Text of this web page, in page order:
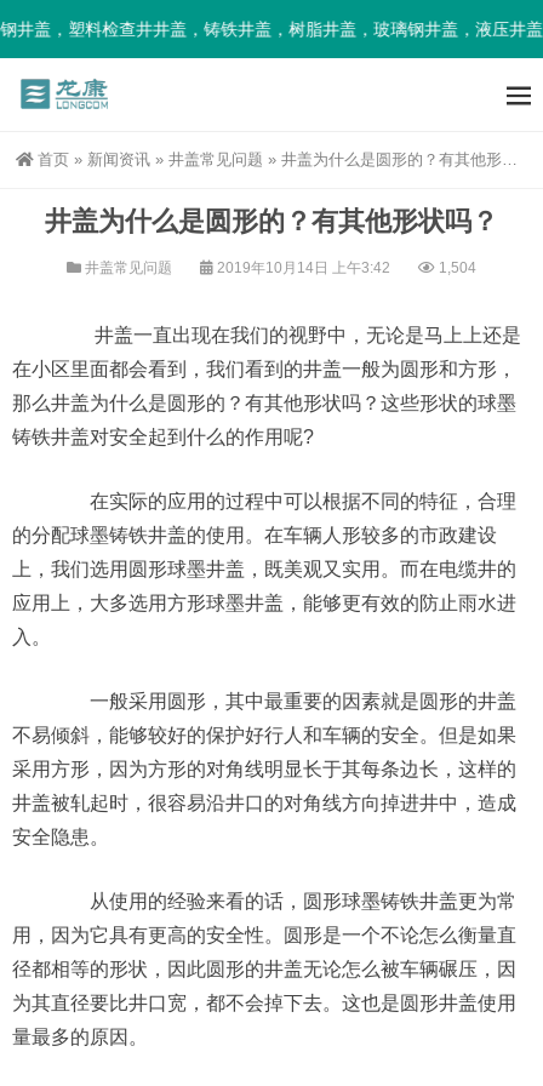
盖，塑料检查井井盖，铸铁井盖，树脂井盖，玻璃钢井盖，液压井
首页 » 新闻资讯 » 井盖常见问题 » 井盖为什么是圆形的？有其他形状吗？
井盖为什么是圆形的？有其他形状吗？
井盖常见问题 2019年10月14日 上午3:42 1,504
井盖一直出现在我们的视野中，无论是马上上还是
在小区里面都会看到，我们看到的井盖一般为圆形和方形，
那么井盖为什么是圆形的？有其他形状吗？这些形状的球墨
铸铁井盖对安全起到什么的作用呢?
在实际的应用的过程中可以根据不同的特征，合理
的分配球墨铸铁井盖的使用。在车辆人形较多的市政建设
上，我们选用圆形球墨井盖，既美观又实用。而在电缆井的
应用上，大多选用方形球墨井盖，能够更有效的防止雨水进
入。
一般采用圆形，其中最重要的因素就是圆形的井盖
不易倾斜，能够较好的保护好行人和车辆的安全。但是如果
采用方形，因为方形的对角线明显长于其每条边长，这样的
井盖被轧起时，很容易沿井口的对角线方向掉进井中，造成
安全隐患。
从使用的经验来看的话，圆形球墨铸铁井盖更为常
用，因为它具有更高的安全性。圆形是一个不论怎么衡量直
径都相等的形状，因此圆形的井盖无论怎么被车辆碾压，因
为其直径要比井口宽，都不会掉下去。这也是圆形井盖使用
量最多的原因。